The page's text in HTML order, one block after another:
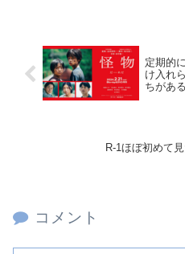
定期的
け入れ
ちがあ
R-1ほぼ初めて
コメント